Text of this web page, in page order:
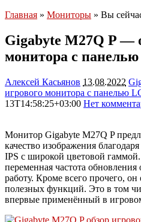
Главная » Мониторы » Вы
Gigabyte M27Q P —
монитора с
Алексей Касьянов 13.08.2022
игрового монитора с панелью
13T14:58:25+03:00 Нет
Монитор Gigabyte M27Q P
качество изображения
IPS с широкой цветовой
переменная частота
работу. Кроме всего прочего,
полезных функций. Это в том
впервые применённый в